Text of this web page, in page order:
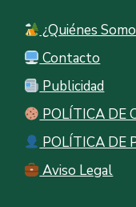
¿Quiénes
Contacto
Publicidad
POLÍTICA DE
POLÍTICA DE
Aviso Legal